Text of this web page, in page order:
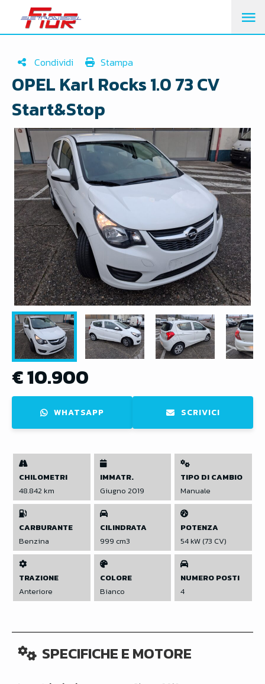
Condividi Stampa
OPEL Karl Rocks 1.0 73 CV
Start&Stop
€ 10.900
WHATSAPP SCRIVICI
CHILOMETRI
48.842 km
IMMATR.
Giugno 2019
TIPO DI CAMBIO
Manuale
CARBURANTE
Benzina
CILINDRATA
999 cm3
POTENZA
54 kW (73 CV)
TRAZIONE
Anteriore
COLORE
Bianco
NUMERO POSTI
4
SPECIFICHE E MOTORE